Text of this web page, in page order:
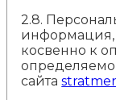
2.8.
информация,
косвенно к
сайта